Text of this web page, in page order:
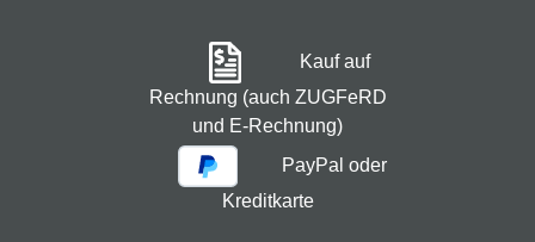
Kauf auf
Rechnung (auch ZUGFeRD
und E-Rechnung)
PayPal oder
Kreditkarte